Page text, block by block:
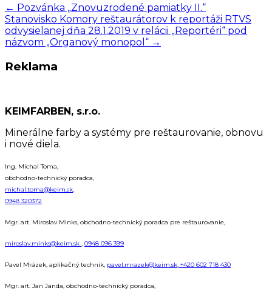
Post
navigation
← Pozvánka „Znovuzrodené pamiatky II.“
Stanovisko Komory reštaurátorov k reportáži RTVS
odvysielanej dňa 28.1.2019 v relácii „Reportéri“ pod
názvom „Organový monopol“ →
Reklama
KEIMFARBEN, s.r.o.
Minerálne farby a systémy pre reštaurovanie, obnovu
i nové diela.
Ing. Michal Toma,
obchodno-technický poradca,
michal.toma@keim.sk,
0948 320372
Mgr. art. Miroslav Minks, obchodno-technický poradca pre reštaurovanie,
miroslav.minks@keim.sk , 0948 096 399
Pavel Mrázek, aplikačný technik, pavel.mrazek@keim.sk, +420 602 718 430
Mgr. art. Jan Janda, obchodno-technický poradca,